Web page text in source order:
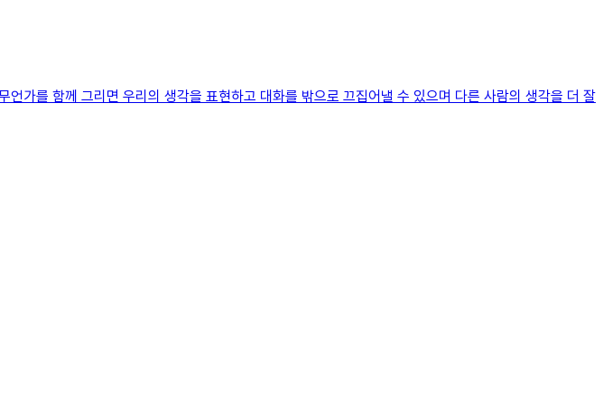
가를 함께 그리면 우리의 생각을 표현하고 대화를 밖으로 끄집어낼 수 있으며 다른 사람의 생각을 더 잘